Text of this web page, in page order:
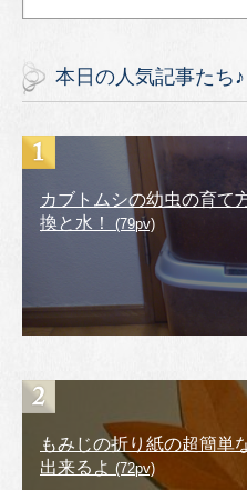
本日の人気記事たち♪
カブトムシの幼虫の育て
換と水！
(79pv)
もみじの折り紙の超簡単
出来るよ (72pv)